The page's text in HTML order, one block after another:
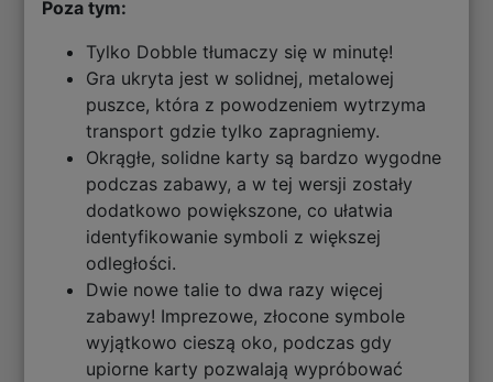
Poza tym:
Tylko Dobble tłumaczy się w minutę!
Gra ukryta jest w solidnej, metalowej
puszce, która z powodzeniem wytrzyma
transport gdzie tylko zapragniemy.
Okrągłe, solidne karty są bardzo wygodne
podczas zabawy, a w tej wersji zostały
dodatkowo powiększone, co ułatwia
identyfikowanie symboli z większej
odległości.
Dwie nowe talie to dwa razy więcej
zabawy! Imprezowe, złocone symbole
wyjątkowo cieszą oko, podczas gdy
upiorne karty pozwalają wypróbować